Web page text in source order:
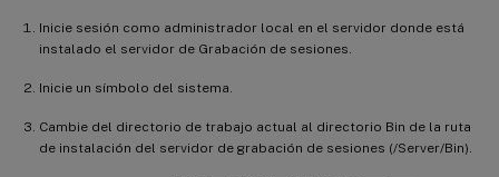
Inicie sesión como administrador local en el servidor donde está
instalado el servidor de Grabación de sesiones.
Inicie un símbolo del sistema.
Cambie del directorio de trabajo actual al directorio Bin de la ruta
de instalación del servidor de grabación de sesiones (/Server/Bin).